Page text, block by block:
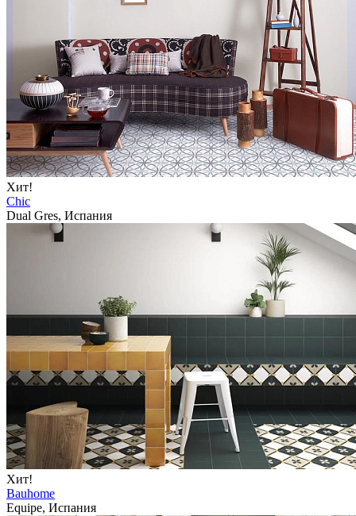
Хит!
Chic
Dual Gres, Испания
Хит!
Bauhome
Equipe, Испания